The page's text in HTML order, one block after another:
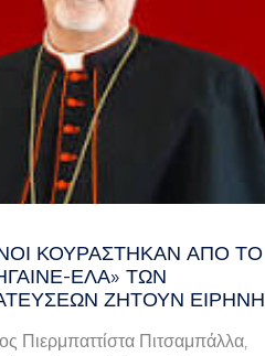
ΚΟΥΡΆΣΤΗΚΑΝ ΑΠΌ ΤΟ
ΈΛΑ» ΤΩΝ
ΖΗΤΟΎΝ ΕΙΡΉΝΗ
Πιερμπαττίστα Πιτσαμπάλλα,